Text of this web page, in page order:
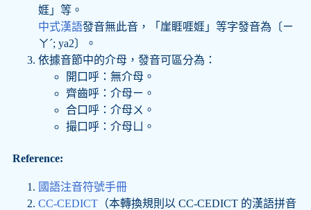
娾」等。
中式漢語發音無此音，「崖睚啀娾」等字發音為〔ㄧ
ㄚˊ; ya2〕。
依據音節中的介母，發音可區分為：
開口呼：無介母。
齊齒呼：介母ㄧ。
合口呼：介母ㄨ。
撮口呼：介母ㄩ。
Reference:
國語注音符號手冊
CC-CEDICT （本轉換規則以 CC-CEDICT 的漢語拼音